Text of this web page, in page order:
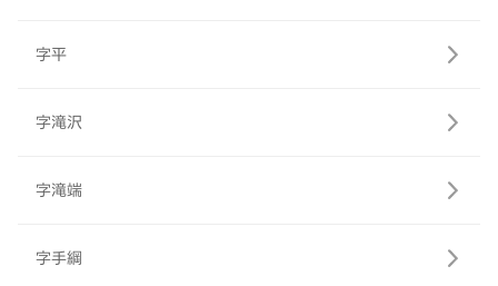
字平
字滝沢
字滝端
字手綱